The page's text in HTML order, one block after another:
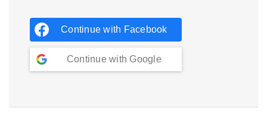
Continue with Facebook
Continue with Google